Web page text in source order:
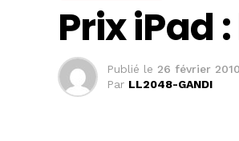
Prix iPad
Publié le 26 février
Par LL2048-GANDI